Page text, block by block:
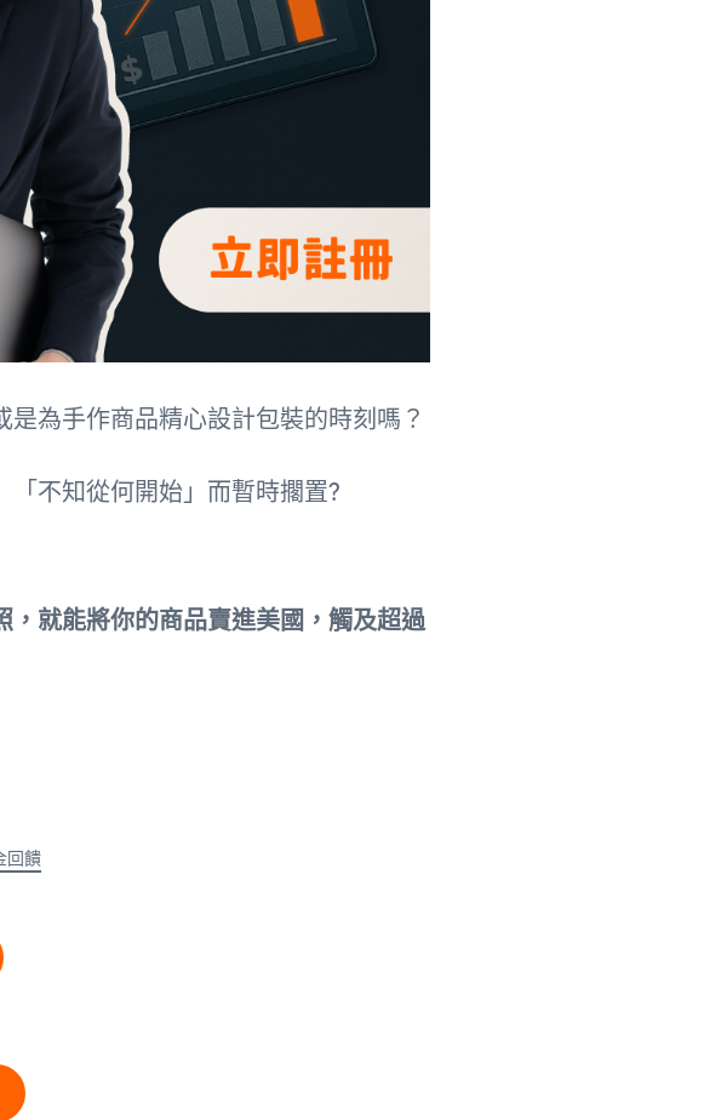
為手作商品精心設計包裝的時刻嗎？
不知從何開始」而暫時擱置?
就能將你的商品賣進美國，觸及超過
回饋